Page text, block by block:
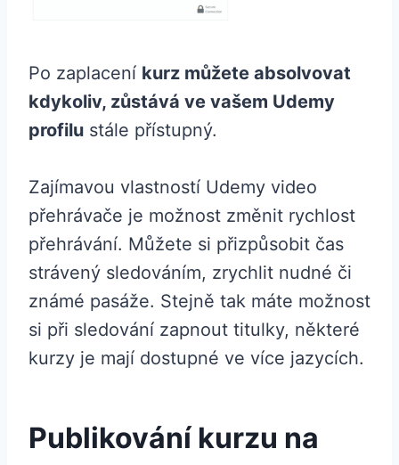
Po zaplacení kurz můžete absolvovat
kdykoliv, zůstává ve vašem Udemy
profilu stále přístupný.
Zajímavou vlastností Udemy video
přehrávače je možnost změnit rychlost
přehrávání. Můžete si přizpůsobit čas
strávený sledováním, zrychlit nudné či
známé pasáže. Stejně tak máte možnost
si při sledování zapnout titulky, některé
kurzy je mají dostupné ve více jazycích.
Publikování kurzu na